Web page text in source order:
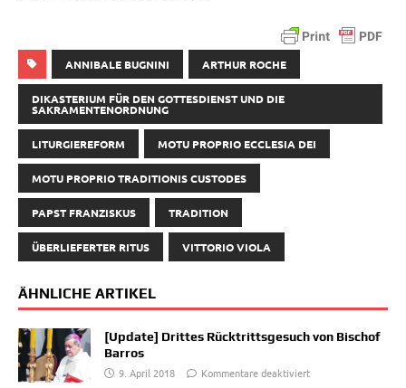
ANNIBALE BUGNINI ARTHUR ROCHE
DIKASTERIUM FÜR DEN GOTTESDIENST UND DIE
SAKRAMENTENORDNUNG
LITURGIEREFORM MOTU PROPRIO ECCLESIA DEI
MOTU PROPRIO TRADITIONIS CUSTODES
PAPST FRANZISKUS TRADITION
ÜBERLIEFERTER RITUS VITTORIO VIOLA
ÄHNLICHE ARTIKEL
[Update] Drittes Rücktrittsgesuch von Bischof
Barros
9. April 2018
Kommentare deaktiviert